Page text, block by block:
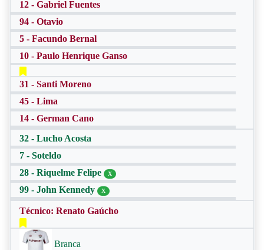
12 - Gabriel Fuentes
94 - Otavio
5 - Facundo Bernal
10 - Paulo Henrique Ganso
31 - Santi Moreno
45 - Lima
14 - German Cano
32 - Lucho Acosta
7 - Soteldo
28 - Riquelme Felipe
X
99 - John Kennedy X
Técnico: Renato Gaúcho
Branca